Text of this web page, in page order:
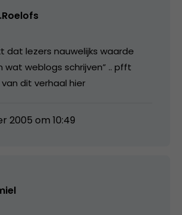
dat lezers nauwelijks waarde
wat weblogs schrijven” .. pfft
dit verhaal hier
2005 om 10:49